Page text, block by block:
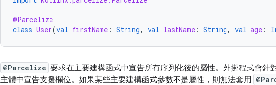
@Parcelize
class User(val firstName : String, val lastName : String, val age :
@Parcelize 要求在主要建構函式中宣告所有序列化後的屬性。外掛程式會針
主體中宣告支援欄位。如果某些主要建構函式參數不是屬性，則無法套用